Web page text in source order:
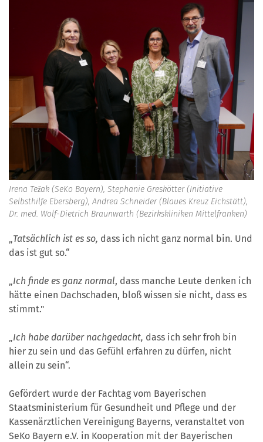
Irena Težak (SeKo Bayern), Stephanie Greskötter (Initiative
Selbsthilfe Ebersberg), Andrea Schneider (Blaues Kreuz Eichstätt),
Dr. med. Wolf-Dietrich Braunwarth (Bezirkskliniken Mittelfranken)
„Tatsächlich ist es so, dass ich nicht ganz normal bin. Und
das ist gut so.“
„Ich finde es ganz normal, dass manche Leute denken ich
hätte einen Dachschaden, bloß wissen sie nicht, dass es
stimmt."
„Ich habe darüber nachgedacht, dass ich sehr froh bin
hier zu sein und das Gefühl erfahren zu dürfen, nicht
allein zu sein“.
Gefördert wurde der Fachtag vom Bayerischen
Staatsministerium für Gesundheit und Pflege und der
Kassenärztlichen Vereinigung Bayerns, veranstaltet von
SeKo Bayern e.V. in Kooperation mit der Bayerischen